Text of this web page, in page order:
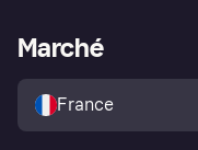
Explorez les magasins
Politique de protection de
l’acheteur Klarna
Portail Marchand
Marché
France